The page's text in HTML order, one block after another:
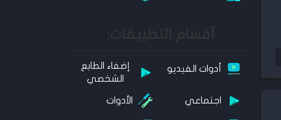
أدوات الفيديو
إضفاء الطابع
الشخصي
اجتماعي الأدوات